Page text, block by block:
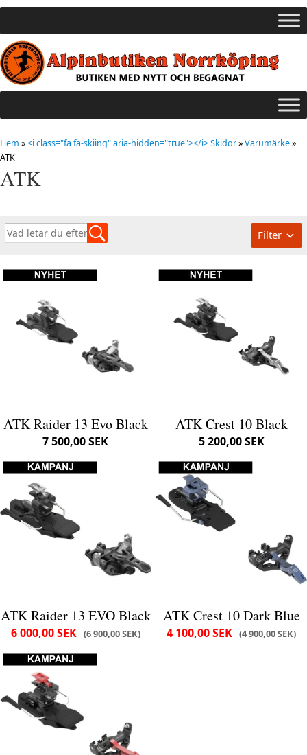
Hem »<i class="fa fa-skiing" aria-hidden="true"></i> Skidor»Varumärke»
ATK
ATK
Filter
ATK Raider 13 Evo Black
7 500,00 SEK
ATK Crest 10 Black
5 200,00 SEK
ATK Raider 13 EVO Black
6 900,00 SEK
6 000,00 SEK
ATK Crest 10 Dark Blue
4 900,00 SEK
4 100,00 SEK